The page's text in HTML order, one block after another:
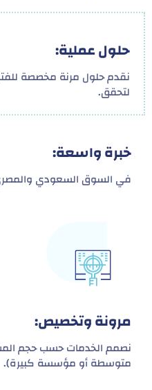
حلول عملية:
نقدم حلول مرنة مخصصة
لتحقق.
خبرة واسعة:
في السوق السعودي
مرونة وتخصيص:
نصمم الخدمات حسب حجم
متوسطة أو مؤسسة كبيرة).